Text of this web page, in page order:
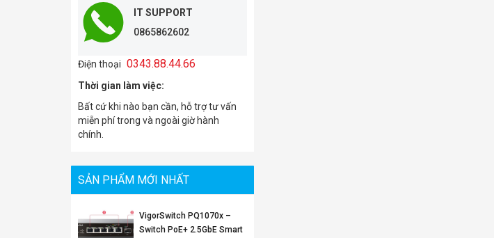
IT SUPPORT
0865862602
Điện thoại 0343.88.44.66
Thời gian làm việc:
Bất cứ khi nào bạn cần, hỗ trợ tư vấn
miễn phí trong và ngoài giờ hành
chính.
SẢN PHẨM MỚI NHẤT
VigorSwitch PQ1070x –
Switch PoE+ 2.5GbE Smart